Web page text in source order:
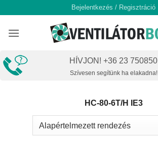
content
Bejelentkezés / Regisztráció
HÍVJON! +36 23 750850
Szívesen segítünk ha elakadna!
HC-80-6T/H IE3